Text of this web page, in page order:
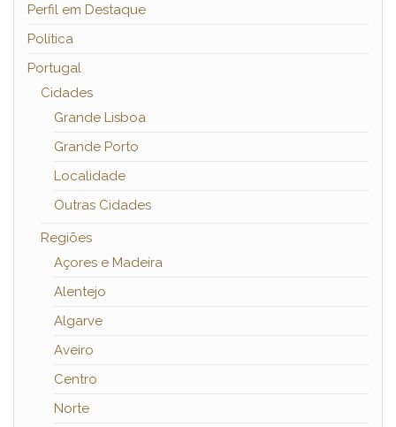
Perfil em Destaque
Política
Portugal
Cidades
Grande Lisboa
Grande Porto
Localidade
Outras Cidades
Regiões
Açores e Madeira
Alentejo
Algarve
Aveiro
Centro
Norte